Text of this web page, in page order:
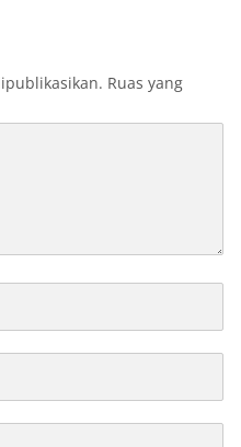
Ruas yang